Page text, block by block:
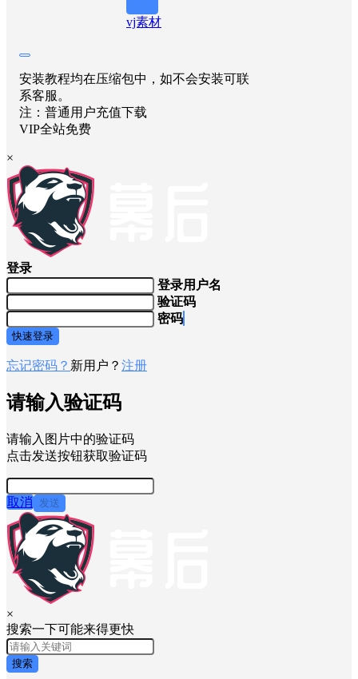
vj素材
安装教程均在压缩包中，如不会安装可联
系客服。
注：普通用户充值下载
VIP全站免费
×
登录
登录用户名
验证码
密码
快速登录
忘记密码？ 新用户？ 注册
请输入验证码
请输入图片中的验证码
点击发送按钮获取验证码
取消 发送
×
搜索一下可能来得更快
搜索